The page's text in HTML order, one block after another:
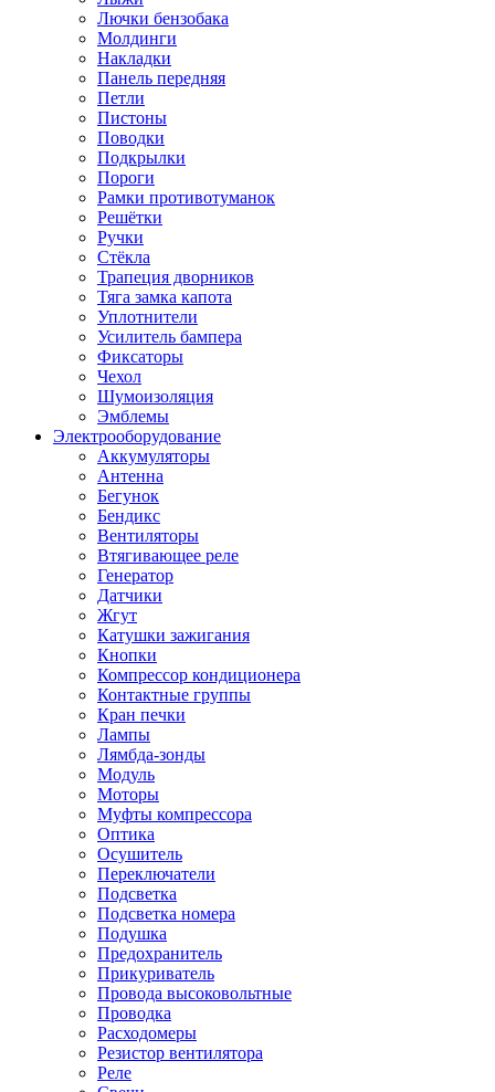
Лючки бензобака
Молдинги
Накладки
Панель передняя
Петли
Пистоны
Поводки
Подкрылки
Пороги
Рамки противотуманок
Решётки
Ручки
Стёкла
Трапеция дворников
Тяга замка капота
Уплотнители
Усилитель бампера
Фиксаторы
Чехол
Шумоизоляция
Эмблемы
Электрооборудование
Аккумуляторы
Антенна
Бегунок
Бендикс
Вентиляторы
Втягивающее реле
Генератор
Датчики
Жгут
Катушки зажигания
Кнопки
Компрессор кондиционера
Контактные группы
Кран печки
Лампы
Лямбда-зонды
Модуль
Моторы
Муфты компрессора
Оптика
Осушитель
Переключатели
Подсветка
Подсветка номера
Подушка
Предохранитель
Прикуриватель
Провода высоковольтные
Проводка
Расходомеры
Резистор вентилятора
Реле